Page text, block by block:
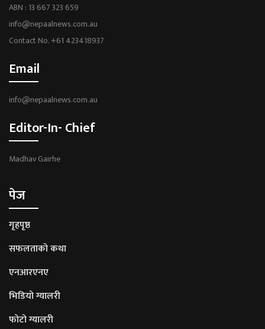
ABN : 13 667 323 659
info@nepaalnews.com.au
Contact No. +61 423418937
Email
info@nepaalnews.com.au
Editor-In- Chief
Madhav Gairhe
पेज
गृहपृष्ठ
सफलताको कथा
एनआरएनए
भिडियो ग्यालरी
फोटो ग्यालरी